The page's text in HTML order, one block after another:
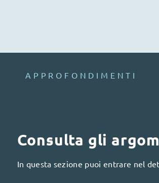
APPROFONDIMENTI
Consulta gli
In questa sezione puoi entrare nel